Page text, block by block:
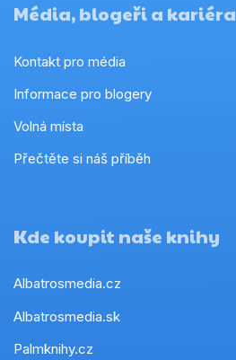
Média, blogeři a kariéra
Kontakt pro média
Informace pro blogery
Volná místa
Přečtěte si náš příběh
Kde koupit naše knihy
Albatrosmedia.cz
Albatrosmedia.sk
Palmknihy.cz